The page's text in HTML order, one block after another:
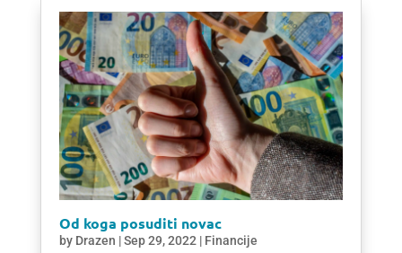
Od koga posuditi novac
by Drazen |Sep 29, 2022| Financije